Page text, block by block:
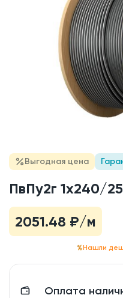
Выгодная цена
ПвПу2г 1x240/
2051.48 ₽/м
Нашли
Оплата